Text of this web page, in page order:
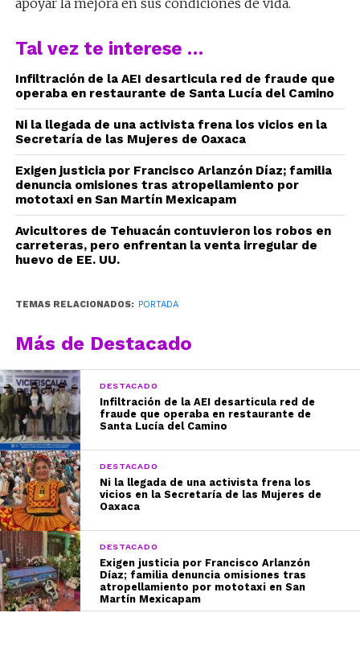
Tal vez te interese …
Infiltración de la AEI desarticula red de fraude que
operaba en restaurante de Santa Lucía del Camino
Ni la llegada de una activista frena los vicios en la
Secretaría de las Mujeres de Oaxaca
Exigen justicia por Francisco Arlanzón Díaz; familia
denuncia omisiones tras atropellamiento por
mototaxi en San Martín Mexicapam
Avicultores de Tehuacán contuvieron los robos en
carreteras, pero enfrentan la venta irregular de
huevo de EE. UU.
TEMAS RELACIONADOS: PORTADA
Más de Destacado
DESTACADO
Infiltración de la AEI desarticula red de
fraude que operaba en restaurante de
Santa Lucía del Camino
DESTACADO
Ni la llegada de una activista frena los
vicios en la Secretaría de las Mujeres de
Oaxaca
DESTACADO
Exigen justicia por Francisco Arlanzón
Díaz; familia denuncia omisiones tras
atropellamiento por mototaxi en San
Martín Mexicapam